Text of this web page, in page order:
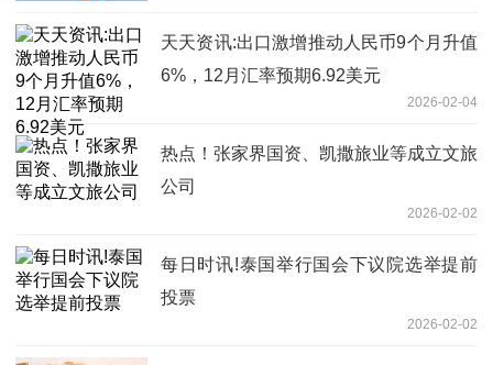
天天资讯:出口激增推动人民币9个月升值
6%，12月汇率预期6.92美元
2026-02-04
热点！张家界国资、凯撒旅业等成立文旅
公司
2026-02-02
每日时讯!泰国举行国会下议院选举提前
投票
2026-02-02